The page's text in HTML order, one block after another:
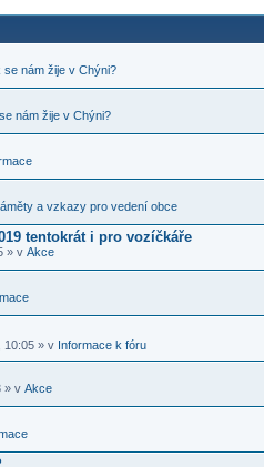
se nám žije v Chýni?
nám žije v Chýni?
a vzkazy pro vedení obce
tentokrát i pro vozíčkáře
» v Akce
10:05 » v Informace k fóru
» v Akce